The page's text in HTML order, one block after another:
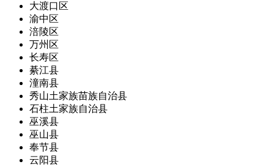
大渡口区
渝中区
涪陵区
万州区
长寿区
綦江县
潼南县
秀山土家族苗族自治县
石柱土家族自治县
巫溪县
巫山县
奉节县
云阳县